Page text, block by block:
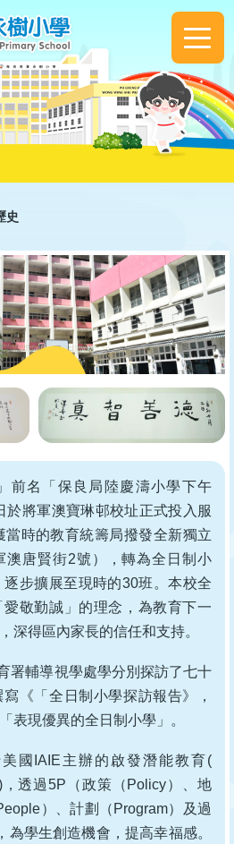
史
前名「保良局陸慶濤小學下午
於將軍澳寶琳邨校址正式投入服
時的教育統籌局撥發全新獨立
澳唐賢街2號），轉為全日制小
步擴展至現時的30班。本校全
敬勤誠」的理念，為教育下一
深得區內家長的信任和支持。
署輔導視學處學分別探訪了七十
《「全日制小學探訪報告》，
表現優異的全日制小學」。
國IAIE主辦的啟發潛能教育(
，透過5P（政策（Policy）、地
）、計劃（Program）及過
為學生創造機會，提高幸福感。